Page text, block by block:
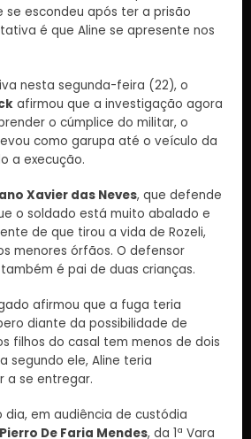
se escondeu após ter a prisão
é que Aline se apresente nos
nesta segunda-feira (22), o
afirmou que a investigação agora
o cúmplice do militar, o
como garupa até o veículo da
a execução.
Xavier das Neves, que defende
o soldado está muito abalado e
de que tirou a vida de Rozeli,
menores órfãos. O defensor
é pai de duas crianças.
afirmou que a fuga teria
diante da possibilidade de
filhos do casal tem menos de dois
segundo ele, Aline teria
a se entregar.
em audiência de custódia
Pierro De Faria Mendes, da 1ª Vara